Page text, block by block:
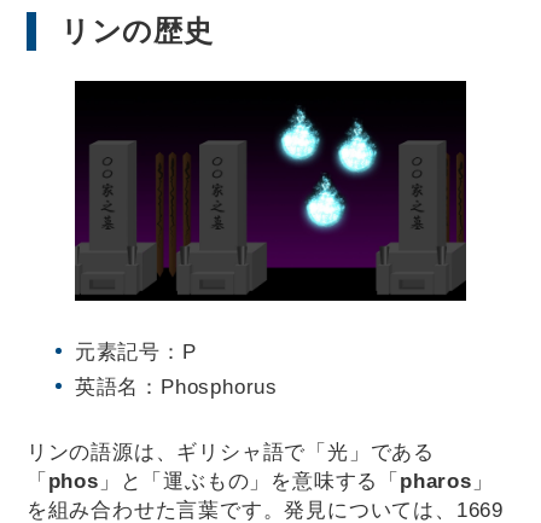
リンの歴史
元素記号：P
英語名：Phosphorus
リンの語源は、ギリシャ語で「光」である
「 phos 」と「運ぶもの」を意味する「 pharos 」
を組み合わせた言葉です。発見については、1669